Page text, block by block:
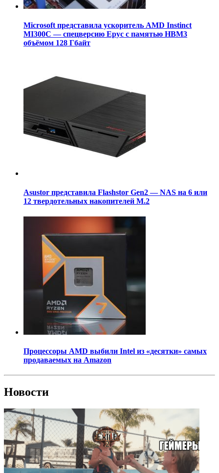
Microsoft представила ускоритель AMD Instinct
MI300C — спецверсию Epyc с памятью HBM3
объёмом 128 Гбайт
Asustor представила Flashstor Gen2 — NAS на 6 или
12 твердотельных накопителей M.2
Процессоры AMD выбили Intel из «десятки» самых
продаваемых на Amazon
Новости